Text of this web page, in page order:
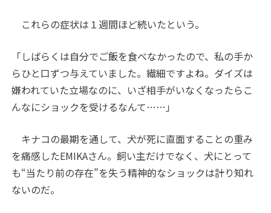
これらの症状は１週間ほど続いたという。
「しばらくは自分でご飯を食べなかったので、私の手か
らひと口ずつ与えていました。繊細ですよね。ダイズは
嫌われていた立場なのに、いざ相手がいなくなったらこ
んなにショックを受けるなんて……」
キナコの最期を通して、犬が死に直面することの重み
を痛感したEMIKAさん。飼い主だけでなく、犬にとって
も“当たり前の存在”を失う精神的なショックは計り知れ
ないのだ。